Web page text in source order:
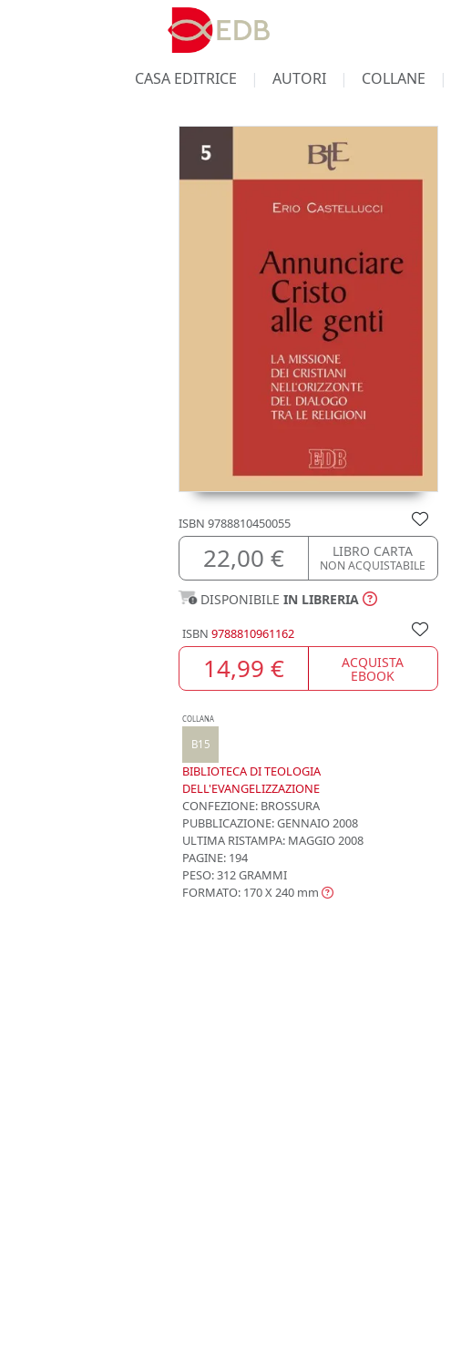
CASA EDITRICE AUTORI COLLANE
ISBN 9788810450055
22,00 € LIBRO CARTA
NON ACQUISTABILE
DISPONIBILE IN LIBRERIA
ISBN 9788810961162
14,99 € ACQUISTA
EBOOK
COLLANA
B15
BIBLIOTECA DI TEOLOGIA
DELL'EVANGELIZZAZIONE
CONFEZIONE: BROSSURA
PUBBLICAZIONE:GENNAIO 2008
ULTIMA RISTAMPA: MAGGIO 2008
PAGINE: 194
PESO: 312 GRAMMI
FORMATO: 170 X 240 mm